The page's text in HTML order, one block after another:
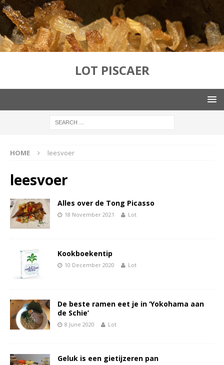
LOT PISCAER
HOME leesvoer
leesvoer
Alles over de Tong Picasso
18 November 2021 Lot
Kookboekentip
10 December 2020 Lot
De beste ramen eet je in ‘Yokohama aan
de Schie’
8 June 2020 Lot
Geluk is een gietijzeren pan